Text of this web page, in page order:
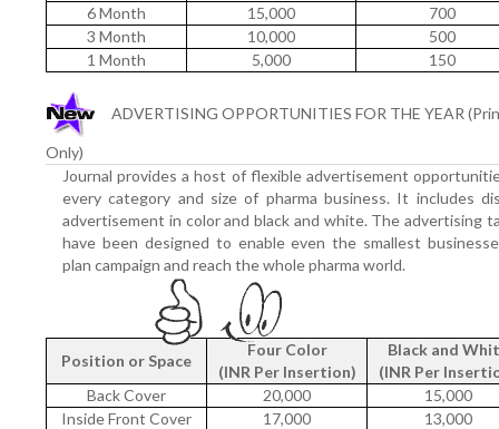
6 Month
15,000
700
3 Month
10,000
500
1 Month
5,000 150
ADVERTISING OPPORTUNITIES FOR THE YEAR
Only)
Journal provides a host of flexible advertisement
every category and size of pharma business. It includes
advertisement in color and black and white. The advertising
have been designed to enable even the smallest
plan campaign and reach the whole pharma world.
Position or Space
Four Color
(INR Per Insertion)
Black and
(INR Per
Back Cover
20,000
15,000
Inside Front Cover
17,000
13,000